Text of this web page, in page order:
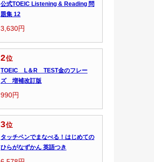
公式TOEIC Listening & Reading 問
題集 12
3,630円
2位
TOEIC L＆R TEST金のフレー
ズ 増補改訂版
990円
3位
タッチペンでまなべる！はじめての
ひらがなずかん 英語つき